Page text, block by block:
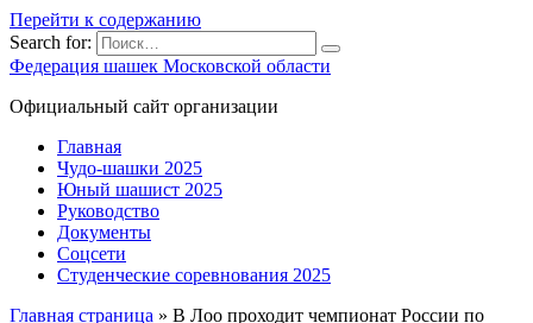
Перейти к содержанию
Search for:
Федерация шашек Московской области
Официальный сайт организации
Главная
Чудо-шашки 2025
Юный шашист 2025
Руководство
Документы
Соцсети
Студенческие соревнования 2025
Главная страница » В Лоо проходит чемпионат России по